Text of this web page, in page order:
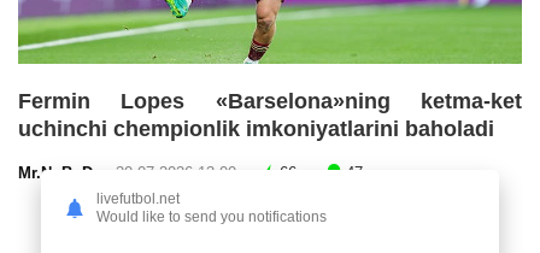
Fermin Lopes «Barselona»ning ketma-ket
uchinchi chempionlik imkoniyatlarini baholadi
Mr.NoBoDy 30.07.2026 13:00 66 47
livefutbol.net
Would like to send you notifications